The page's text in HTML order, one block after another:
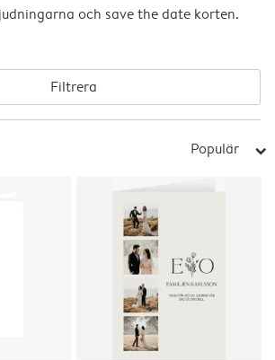
och save the date korten.
Filtrera
Populär arrow_right